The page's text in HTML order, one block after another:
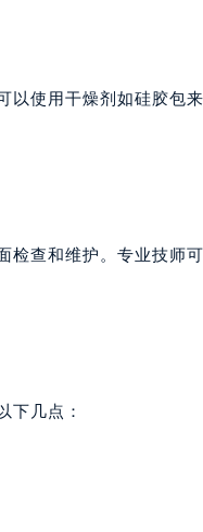
使用干燥剂如硅胶包
查和维护。专业技师
下几点：